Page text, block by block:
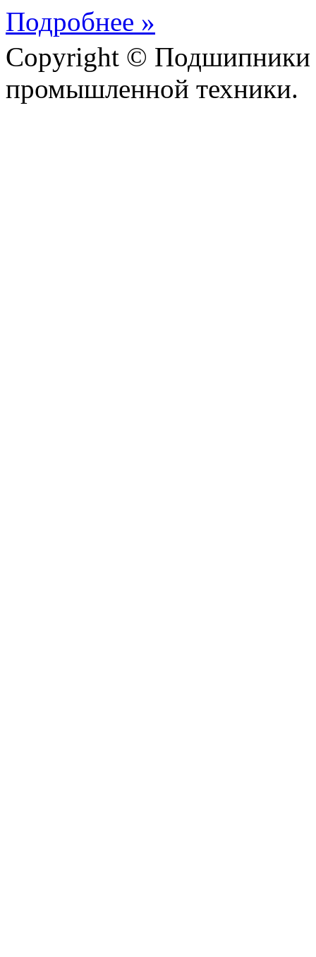
Подробнее »
Copyright © Подшипники
промышленной техники.